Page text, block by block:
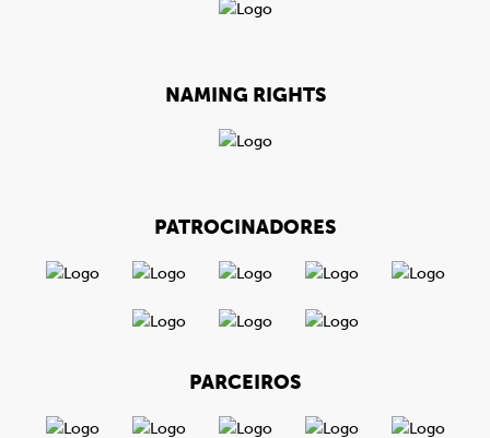
NAMING RIGHTS
PATROCINADORES
PARCEIROS